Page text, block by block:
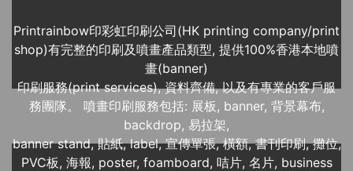
Printrainbow印彩虹印刷公司(HK printing company/print
shop)有完整的印刷及噴畫產品類型, 提供100%香港本地噴
畫(banner)
印刷服務(print services), 資料齊備, 以及有專業的客戶服
務團隊。 噴畫印刷服務包括: 展板, banner, 背景幕布,
backdrop, 易拉架,
banner stand, 貼紙, label, 宣傳單張, 橫額, 書刊印刷, 攤位,
PVC板, 海報, poster, foamboard, 咭片, 名片, business